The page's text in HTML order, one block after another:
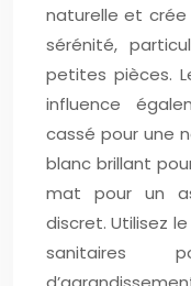
naturelle et crée
sérénité,
petites pièces.
influence
cassé pour une
blanc brillant
mat pour un
discret. Utilisez
sanitaires